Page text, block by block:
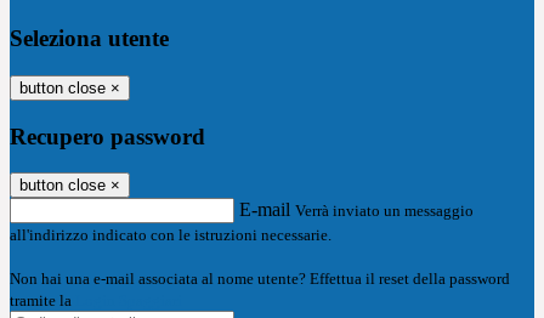
Seleziona utente
button close ×
Recupero password
button close ×
E-mail Verrà inviato un messaggio
all'indirizzo indicato con le istruzioni necessarie.
Non hai una e-mail associata al nome utente? Effettua il reset della password
tramite la